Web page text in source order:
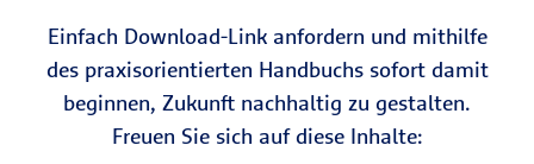
Einfach Download-Link anfordern und mithilfe
des praxisorientierten Handbuchs sofort damit
beginnen, Zukunft nachhaltig zu gestalten.
Freuen Sie sich auf diese Inhalte: